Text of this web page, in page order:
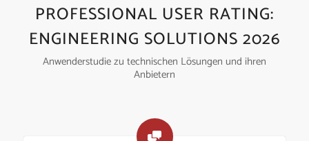
PROFESSIONAL USER RATING:
ENGINEERING SOLUTIONS 2026
Anwenderstudie zu technischen Lösungen und ihren
Anbietern